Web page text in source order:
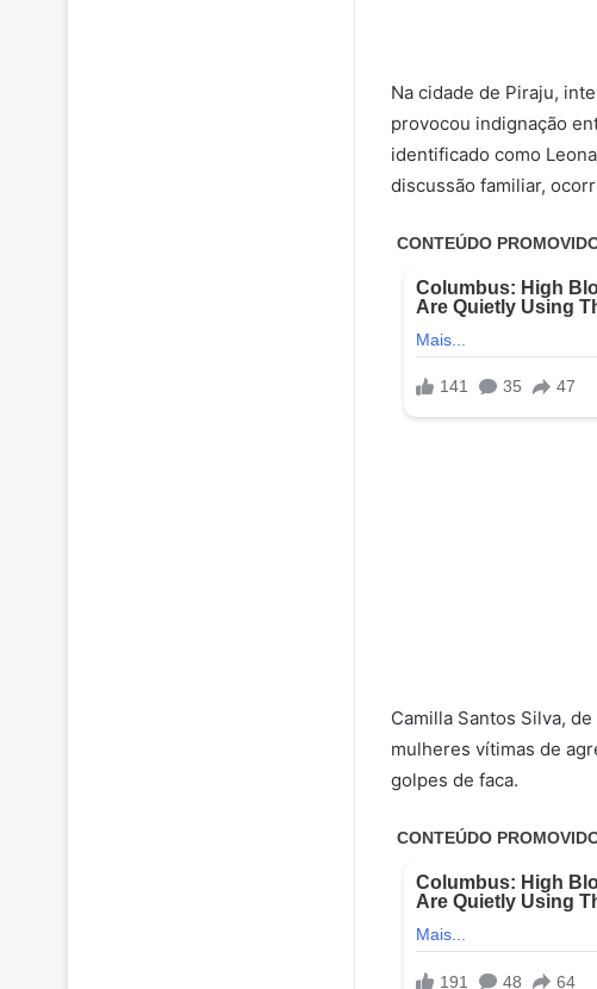
Na cidade de Piraju,
provocou indignação
identificado como
discussão familiar,
Camilla Santos Silva,
mulheres vítimas de
golpes de faca.